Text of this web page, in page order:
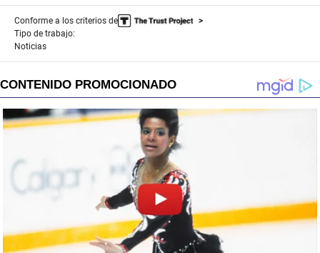
Conforme a los criterios de
Tipo de trabajo:
Noticias